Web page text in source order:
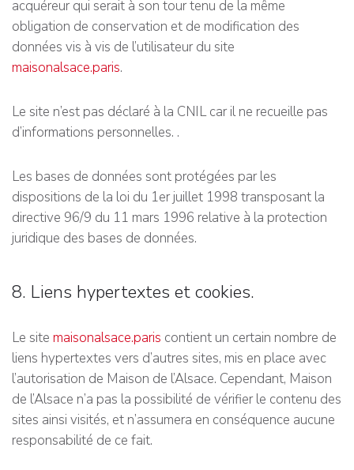
acquéreur qui serait à son tour tenu de la même
obligation de conservation et de modification des
données vis à vis de l’utilisateur du site
maisonalsace.paris.
Le site n’est pas déclaré à la CNIL car il ne recueille pas
d’informations personnelles. .
Les bases de données sont protégées par les
dispositions de la loi du 1er juillet 1998 transposant la
directive 96/9 du 11 mars 1996 relative à la protection
juridique des bases de données.
8. Liens hypertextes et cookies.
Le site maisonalsace.paris contient un certain nombre de
liens hypertextes vers d’autres sites, mis en place avec
l’autorisation de Maison de l’Alsace. Cependant, Maison
de l’Alsace n’a pas la possibilité de vérifier le contenu des
sites ainsi visités, et n’assumera en conséquence aucune
responsabilité de ce fait.